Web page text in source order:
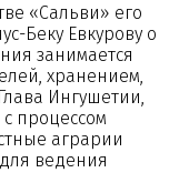
«Сальви» его
Беку Евкурову о
занимается
хранением,
Ингушетии,
процессом
аграрии
ведения